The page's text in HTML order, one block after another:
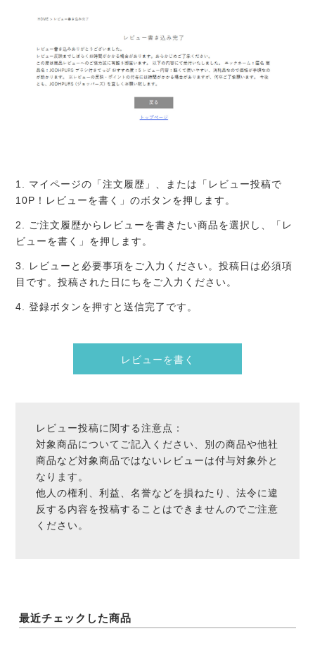
1. マイページの「注文履歴」、または「レビュー投稿で
10P！レビューを書く」のボタンを押します。
2. ご注文履歴からレビューを書きたい商品を選択し、「レ
ビューを書く」を押します。
3. レビューと必要事項をご入力ください。投稿日は必須項
目です。投稿された日にちをご入力ください。
4. 登録ボタンを押すと送信完了です。
レビューを書く
レビュー投稿に関する注意点：
対象商品についてご記入ください、別の商品や他社
商品など対象商品ではないレビューは付与対象外と
なります。
他人の権利、利益、名誉などを損ねたり、法令に違
反する内容を投稿することはできませんのでご注意
ください。
最近チェックした商品